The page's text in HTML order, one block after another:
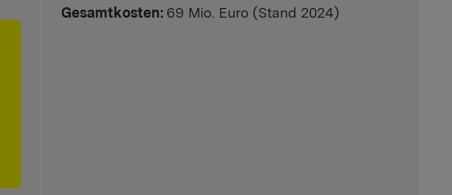
Gesamtkosten: 69 Mio. Euro (Stand 2024)